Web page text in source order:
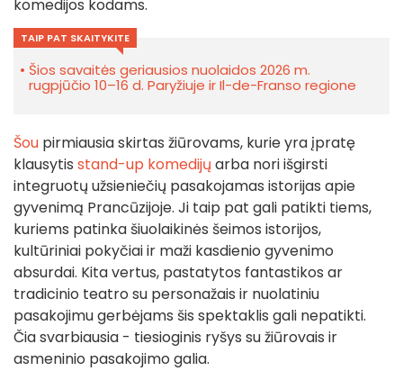
komedijos kodams.
TAIP PAT SKAITYKITE
Šios savaitės geriausios nuolaidos 2026 m.
rugpjūčio 10–16 d. Paryžiuje ir Il-de-Franso regione
Šou pirmiausia skirtas žiūrovams, kurie yra įpratę
klausytis stand-up komedijų arba nori išgirsti
integruotų užsieniečių pasakojamas istorijas apie
gyvenimą Prancūzijoje. Ji taip pat gali patikti tiems,
kuriems patinka šiuolaikinės šeimos istorijos,
kultūriniai pokyčiai ir maži kasdienio gyvenimo
absurdai. Kita vertus, pastatytos fantastikos ar
tradicinio teatro su personažais ir nuolatiniu
pasakojimu gerbėjams šis spektaklis gali nepatikti.
Čia svarbiausia - tiesioginis ryšys su žiūrovais ir
asmeninio pasakojimo galia.